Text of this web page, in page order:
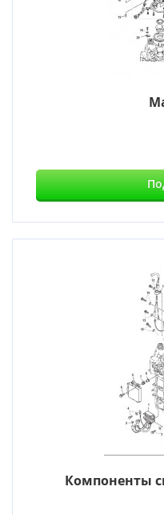
Компоненты